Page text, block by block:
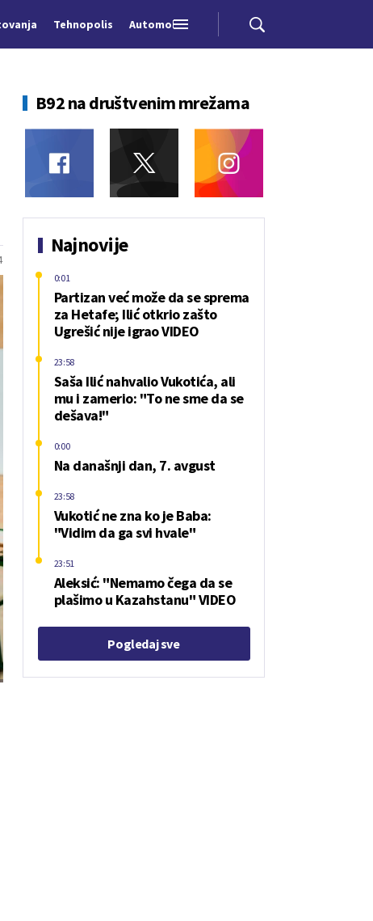
Tehnopolis Automobili
B92 na društvenim mrežama
Najnovije
Partizan već može da se sprema
za Hetafe; Ilić otkrio zašto
Ugrešić nije igrao VIDEO
0:01
Saša Ilić nahvalio Vukotića, ali
mu i zamerio: "To ne sme da se
dešava!"
23:58
Na današnji dan, 7. avgust
0:00
Vukotić ne zna ko je Baba:
"Vidim da ga svi hvale"
23:58
Aleksić: "Nemamo čega da se
plašimo u Kazahstanu" VIDEO
23:51
Pogledaj sve